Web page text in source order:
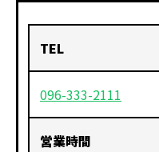
TEL
096-333-2111
営業時間